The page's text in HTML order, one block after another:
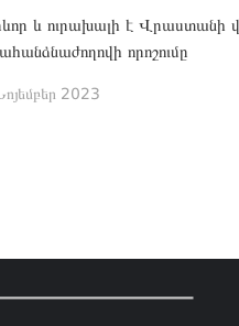
և ուրախալի է Վրաստանի
որոշումը
2023